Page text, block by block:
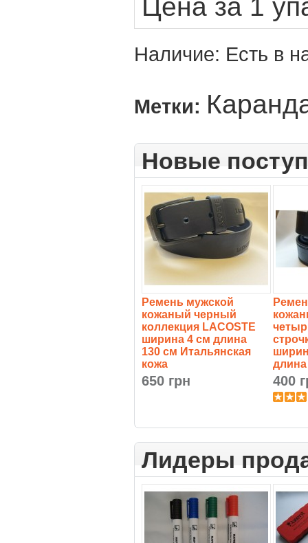
Цена за 1
Наличие: Есть в
Метки:
Новые
Ремень мужской
кожаный черный
коллекция LACOSTE
ширина 4 см длина
130 см Итальянская
кожа
650 грн
длина
400
Лидеры